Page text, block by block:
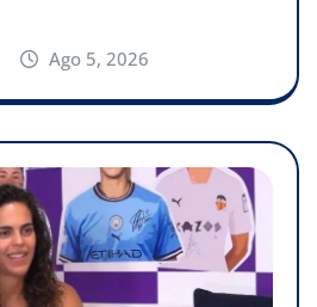
Ago 5, 2026